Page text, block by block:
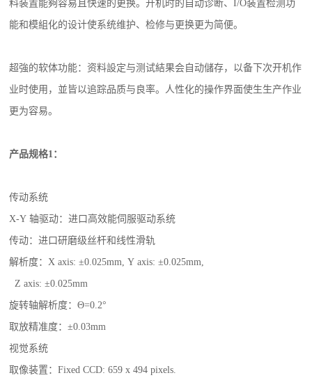
料装置能夠容易且快速的更换。开机时的自动诊断、I/O装置检测功
能和模組化的设计使系统维护、检修与更换更为简便。
超強的软体功能：资料設定与测试結果会自动儲存，以备下次开机作
业时使用，並皆以追踪品质与良率。人性化的操作界面使生生产作业
更为容易。
产品规格1：
传动系统
X-Y 轴驱动：进口高效能伺服驱动系统
传动：进口研磨级丝杆和线性滑轨
解析度：X axis: ±0.025mm, Y axis: ±0.025mm,
Z axis: ±0.025mm
旋转轴解析度：Θ=0.2°
取放精准度：±0.03mm
视觉系统
取像装置：Fixed CCD: 659 x 494 pixels.